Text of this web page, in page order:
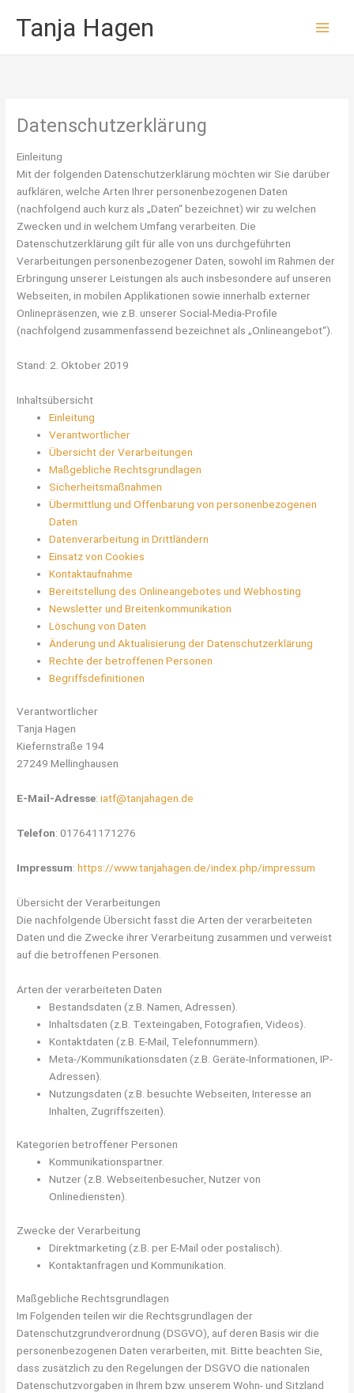
InhaltTanja Hagen
Datenschutzerklärung
Einleitung
Mit der folgenden Datenschutzerklärung möchten wir Sie darüber
aufklären, welche Arten Ihrer personenbezogenen Daten
(nachfolgend auch kurz als „Daten“ bezeichnet) wir zu welchen
Zwecken und in welchem Umfang verarbeiten. Die
Datenschutzerklärung gilt für alle von uns durchgeführten
Verarbeitungen personenbezogener Daten, sowohl im Rahmen der
Erbringung unserer Leistungen als auch insbesondere auf unseren
Webseiten, in mobilen Applikationen sowie innerhalb externer
Onlinepräsenzen, wie z.B. unserer Social-Media-Profile
(nachfolgend zusammenfassend bezeichnet als „Onlineangebot“).
Stand: 2. Oktober 2019
Inhaltsübersicht
Einleitung
Verantwortlicher
Übersicht der Verarbeitungen
Maßgebliche Rechtsgrundlagen
Sicherheitsmaßnahmen
Übermittlung und Offenbarung von personenbezogenen
Daten
Datenverarbeitung in Drittländern
Einsatz von Cookies
Kontaktaufnahme
Bereitstellung des Onlineangebotes und Webhosting
Newsletter und Breitenkommunikation
Löschung von Daten
Änderung und Aktualisierung der Datenschutzerklärung
Rechte der betroffenen Personen
Begriffsdefinitionen
Verantwortlicher
Tanja Hagen
Kiefernstraße 194
27249 Mellinghausen
E-Mail-Adresse:iatf@tanjahagen.de
Telefon: 017641171276
Impressum:https://www.tanjahagen.de/index.php/impressum
Übersicht der Verarbeitungen
Die nachfolgende Übersicht fasst die Arten der verarbeiteten
Daten und die Zwecke ihrer Verarbeitung zusammen und verweist
auf die betroffenen Personen.
Arten der verarbeiteten Daten
Bestandsdaten (z.B. Namen, Adressen).
Inhaltsdaten (z.B. Texteingaben, Fotografien, Videos).
Kontaktdaten (z.B. E-Mail, Telefonnummern).
Meta-/Kommunikationsdaten (z.B. Geräte-Informationen, IP-
Adressen).
Nutzungsdaten (z.B. besuchte Webseiten, Interesse an
Inhalten, Zugriffszeiten).
Kategorien betroffener Personen
Kommunikationspartner.
Nutzer (z.B. Webseitenbesucher, Nutzer von
Onlinediensten).
Zwecke der Verarbeitung
Direktmarketing (z.B. per E-Mail oder postalisch).
Kontaktanfragen und Kommunikation.
Maßgebliche Rechtsgrundlagen
Im Folgenden teilen wir die Rechtsgrundlagen der
Datenschutzgrundverordnung (DSGVO), auf deren Basis wir die
personenbezogenen Daten verarbeiten, mit. Bitte beachten Sie,
dass zusätzlich zu den Regelungen der DSGVO die nationalen
Datenschutzvorgaben in Ihrem bzw. unserem Wohn- und Sitzland